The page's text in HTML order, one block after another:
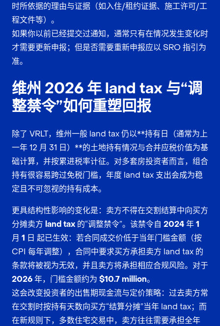
时所依据的理由与证据（如入住/租约证据、施工许可/工
程文件等）。
如果你以前已经提交过通知，通常只有在情况发生变化时
才需要更新申报；但是否需要重新申报应以 SRO 指引为
准。
维州 2026 年 land tax 与“调
整禁令”如何重塑回报
除了 VRLT，维州一般 land tax 仍以**持有日（通常为上
一年 12 月 31 日）**的土地持有情况与合并应税价值为基
础计算，并按累进税率计征。对多套房投资者而言，组合
持有很容易跨过免税门槛，年度 land tax 支出会成为稳
定且不可忽视的持有成本。
更具结构性影响的变化是： 卖方不得在交割结算中向买方
分摊卖方 land tax 的“调整禁令”。该禁令自 2024 年 1
月 1 日 起已生效：若合同成交价低于当年门槛金额（按
CPI 每年调整），合同中要求买方承担卖方 land tax 的
条款将被视为无效，并且卖方将承担相应合规风险。对于
2026 年，门槛金额约为 $10.7 million。
这会改变投资者的出售期现金流与定价策略：过去卖方常
在交割时按持有天数向买方“结算分摊”当年 land tax；而
在新规则下，多数住宅交易中， 卖方往往需要承担全年